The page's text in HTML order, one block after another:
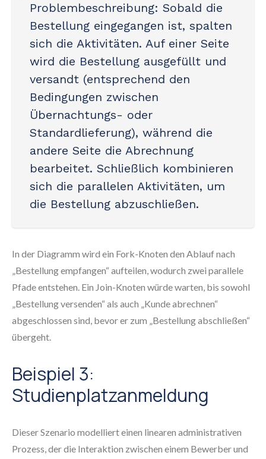
Problembeschreibung: Sobald die
Bestellung eingegangen ist, spalten
sich die Aktivitäten. Auf einer Seite
wird die Bestellung ausgefüllt und
versandt (entsprechend den
Bedingungen zwischen
Übernachtungs- oder
Standardlieferung), während die
andere Seite die Abrechnung
bearbeitet. Schließlich kombinieren
sich die parallelen Aktivitäten, um
die Bestellung abzuschließen.
In der Diagramm wird ein Fork-Knoten den Ablauf nach
„Bestellung empfangen“ aufteilen, wodurch zwei parallele
Pfade entstehen. Ein Join-Knoten würde warten, bis sowohl
„Bestellung versenden“ als auch „Kunde abrechnen“
abgeschlossen sind, bevor er zum „Bestellung abschließen“
übergeht.
Beispiel 3:
Studienplatzanmeldung
Dieser Szenario modelliert einen linearen administrativen
Prozess, der die Interaktion zwischen einem Bewerber und